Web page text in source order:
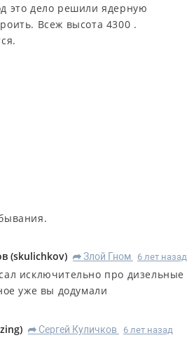
это дело решили ядерную
Всеж высота 4300 .
(skulichkov) R Злой Гном 6 лет назад
исключительно про дизельные
уже вы додумали
) R Сергей Куличков 6 лет назад